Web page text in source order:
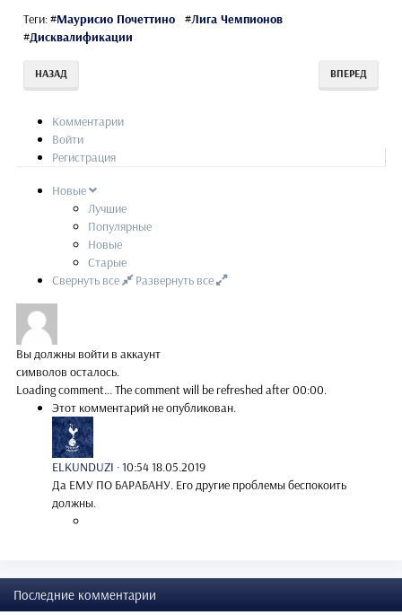
Теги:#Маурисио Почеттино #Лига Чемпионов
#Дисквалификации
НАЗАД ВПЕРЕД
Комментарии
Войти
Регистрация
Новые
Лучшие
Популярные
Новые
Старые
Свернуть все
Развернуть все
Вы должны войти в аккаунт
символов осталось.
Loading comment...The comment will be refreshed after00:00.
Этот комментарий не опубликован.
ELKUNDUZI ·10:54 18.05.2019
Да ЕМУ ПО БАРАБАНУ. Его другие проблемы беспокоить
должны.
Последние комментарии